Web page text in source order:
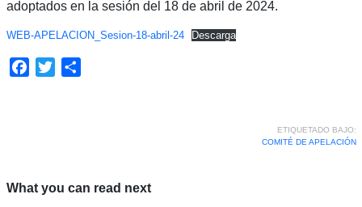
adoptados en la sesión del 18 de abril de 2024.
WEB-APELACION_Sesion-18-abril-24 Descarga
Facebook
Twitter
ETIQUETADO BAJO:
COMITÉ DE APELACIÓN
What you can read next